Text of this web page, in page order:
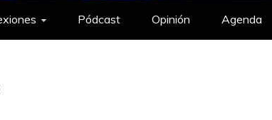
Pódcast Opinión Agenda